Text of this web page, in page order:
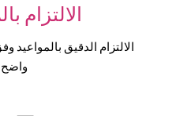
الالتزام
الالتزام الدقيق
واضح